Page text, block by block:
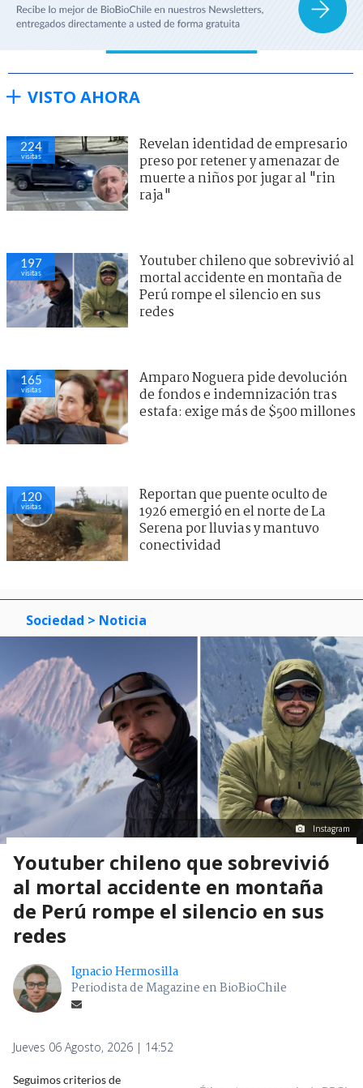
VISTO AHORA
224
visitas
Revelan identidad de empresario
preso por retener y amenazar de
muerte a niños por jugar al "rin
raja"
197
visitas
Youtuber chileno que sobrevivió al
mortal accidente en montaña de
Perú rompe el silencio en sus
redes
165
visitas
Amparo Noguera pide devolución
de fondos e indemnización tras
estafa: exige más de $500 millones
120
visitas
Reportan que puente oculto de
1926 emergió en el norte de La
Serena por lluvias y mantuvo
conectividad
Sociedad > Noticia
Instagram
Youtuber chileno que sobrevivió
al mortal accidente en montaña
de Perú rompe el silencio en sus
redes
Ignacio Hermosilla
Periodista de Magazine en BioBioChile
Jueves 06 Agosto, 2026 | 14:52
Seguimos criterios de